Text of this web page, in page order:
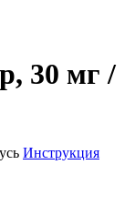
30 мг /
Инструкция